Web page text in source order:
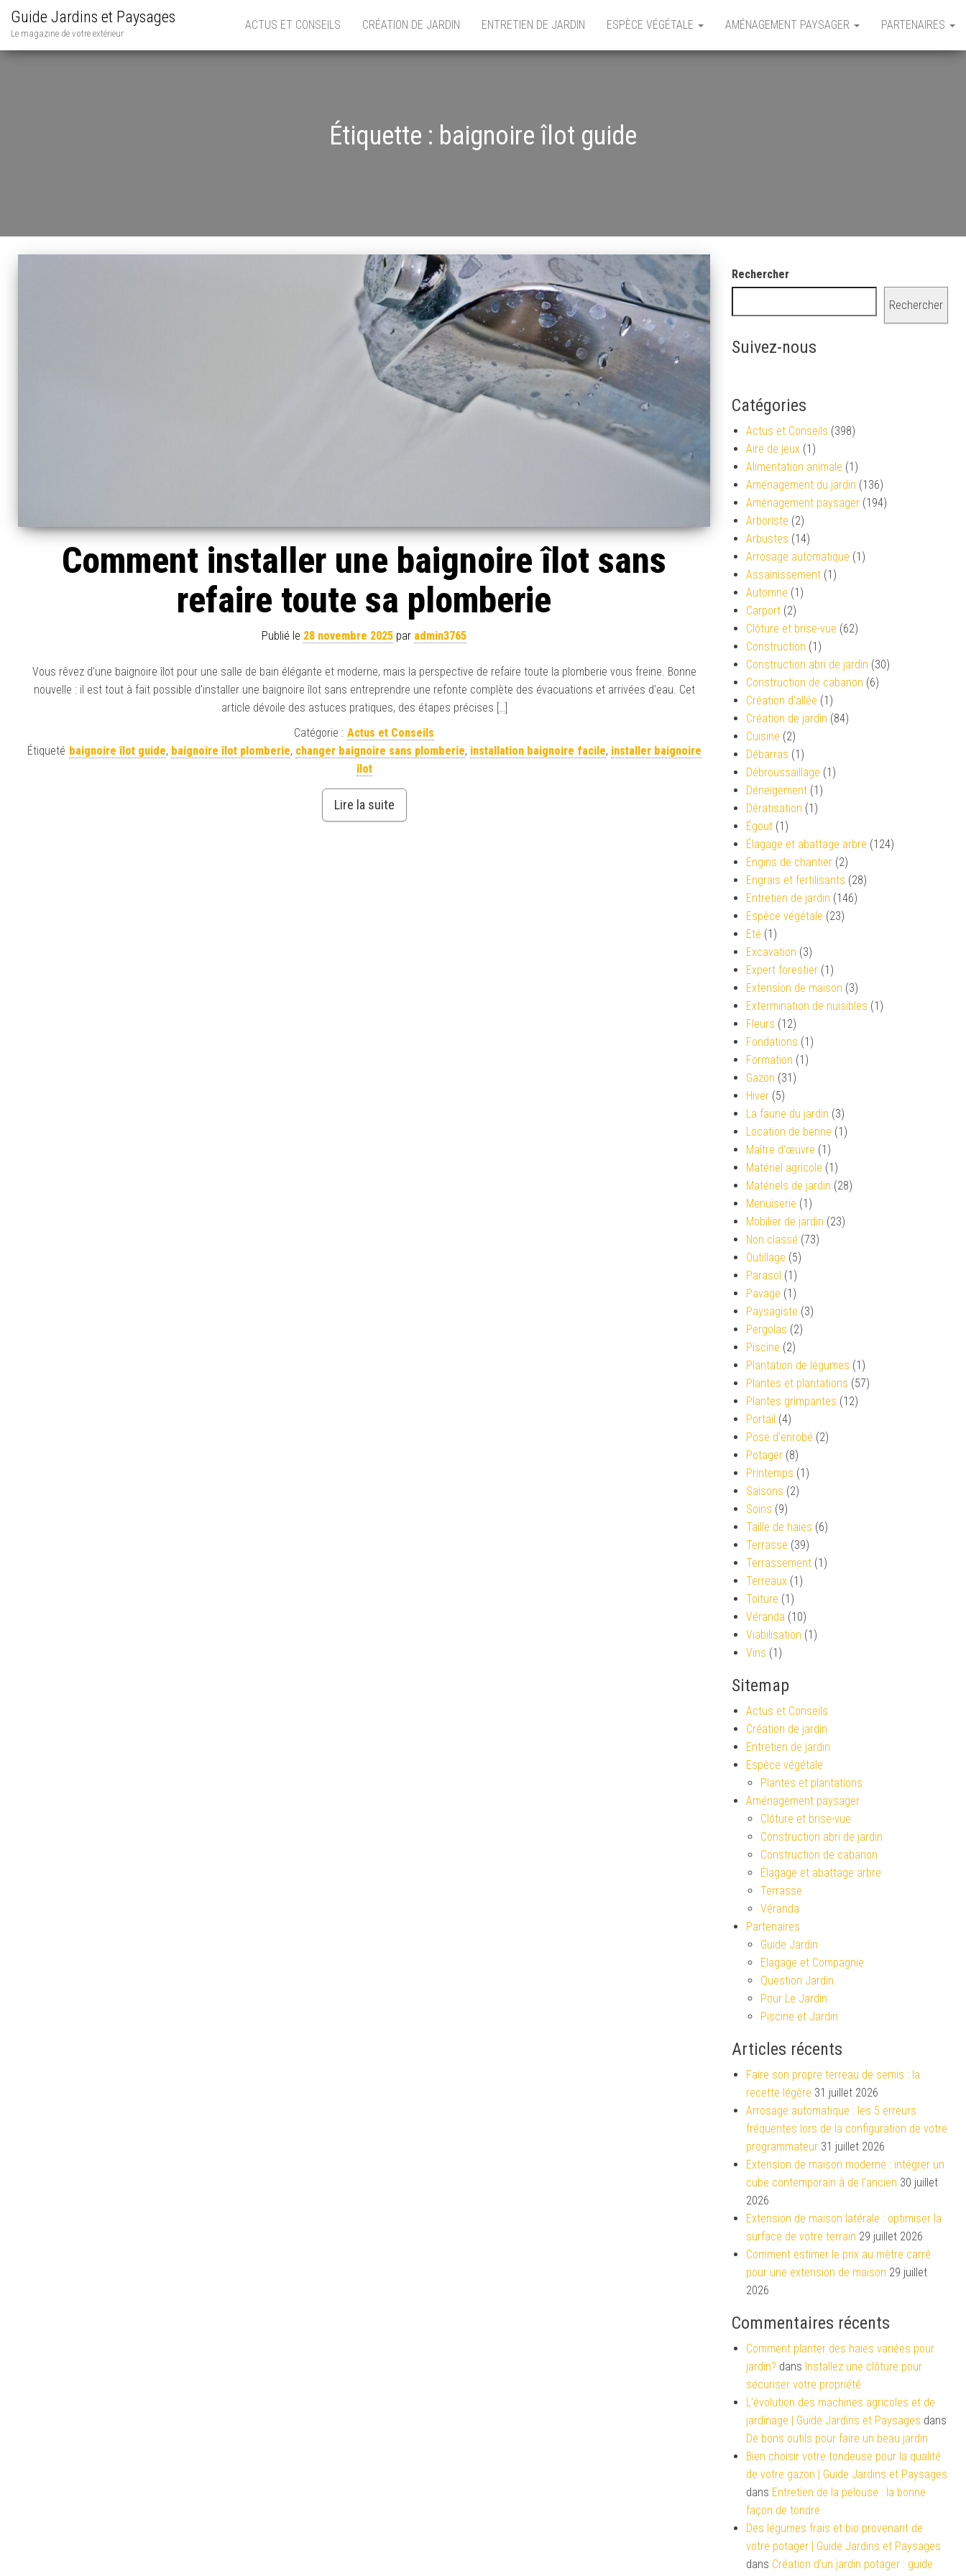
Guide Jardins et Paysages
Le magazine de votre extérieur
ACTUS ET CONSEILS CRÉATION DE JARDIN ENTRETIEN DE JARDIN ESPÈCE VÉGÉTALE AMÉNAGEMENT PAYSAGER PARTENAIRES
Étiquette : baignoire îlot guide
Comment installer une baignoire îlot sans
refaire toute sa plomberie
Publié le 28 novembre 2025 par admin3765
Vous rêvez d’une baignoire îlot pour une salle de bain élégante et moderne, mais la perspective de refaire toute la plomberie vous freine. Bonne
nouvelle : il est tout à fait possible d’installer une baignoire îlot sans entreprendre une refonte complète des évacuations et arrivées d’eau. Cet
article dévoile des astuces pratiques, des étapes précises […]
Catégorie : Actus et Conseils
Étiqueté baignoire îlot guide, baignoire îlot plomberie, changer baignoire sans plomberie, installation baignoire facile, installer baignoire
îlot
Lire la suite
Rechercher
Rechercher
Suivez-nous
Catégories
Actus et Conseils (398)
Aire de jeux (1)
Alimentation animale (1)
Aménagement du jardin (136)
Aménagement paysager (194)
Arboriste (2)
Arbustes (14)
Arrosage automatique (1)
Assainissement (1)
Automne (1)
Carport (2)
Clôture et brise-vue (62)
Construction (1)
Construction abri de jardin (30)
Construction de cabanon (6)
Création d’allée (1)
Création de jardin (84)
Cuisine (2)
Débarras (1)
Débroussaillage (1)
Déneigement (1)
Dératisation (1)
Égout (1)
Élagage et abattage arbre (124)
Engins de chantier (2)
Engrais et fertilisants (28)
Entretien de jardin (146)
Espèce végétale (23)
Eté (1)
Excavation (3)
Expert forestier (1)
Extension de maison (3)
Extermination de nuisibles (1)
Fleurs (12)
Fondations (1)
Formation (1)
Gazon (31)
Hiver (5)
La faune du jardin (3)
Location de benne (1)
Maître d'œuvre (1)
Matériel agricole (1)
Matériels de jardin (28)
Menuiserie (1)
Mobilier de jardin (23)
Non classé (73)
Outillage (5)
Parasol (1)
Pavage (1)
Paysagiste (3)
Pergolas (2)
Piscine (2)
Plantation de légumes (1)
Plantes et plantations (57)
Plantes grimpantes (12)
Portail (4)
Pose d'enrobé (2)
Potager (8)
Printemps (1)
Saisons (2)
Soins (9)
Taille de haies (6)
Terrasse (39)
Terrassement (1)
Terreaux (1)
Toiture (1)
Véranda (10)
Viabilisation (1)
Vins (1)
Sitemap
Actus et Conseils
Création de jardin
Entretien de jardin
Espèce végétale
Plantes et plantations
Aménagement paysager
Clôture et brise-vue
Construction abri de jardin
Construction de cabanon
Élagage et abattage arbre
Terrasse
Véranda
Partenaires
Guide Jardin
Elagage et Compagnie
Question Jardin
Pour Le Jardin
Piscine et Jardin
Articles récents
Faire son propre terreau de semis : la
recette légère 31 juillet 2026
Arrosage automatique : les 5 erreurs
fréquentes lors de la configuration de votre
programmateur 31 juillet 2026
Extension de maison moderne : intégrer un
cube contemporain à de l’ancien 30 juillet
2026
Extension de maison latérale : optimiser la
surface de votre terrain 29 juillet 2026
Comment estimer le prix au mètre carré
pour une extension de maison 29 juillet
2026
Commentaires récents
Comment planter des haies variées pour
jardin? dans Installez une clôture pour
sécuriser votre propriété
L'évolution des machines agricoles et de
jardinage | Guide Jardins et Paysages dans
De bons outils pour faire un beau jardin
Bien choisir votre tondeuse pour la qualité
de votre gazon | Guide Jardins et Paysages
dans Entretien de la pelouse : la bonne
façon de tondre
Des légumes frais et bio provenant de
votre potager | Guide Jardins et Paysages
dans Création d’un jardin potager : guide